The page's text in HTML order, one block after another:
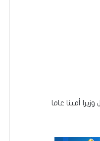
أمينا عاما
الوطني